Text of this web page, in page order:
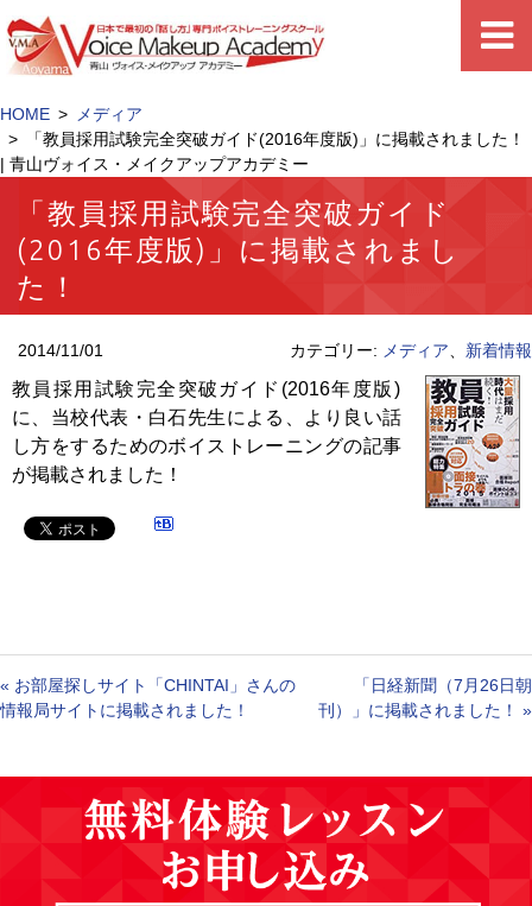
HOME
メディア
「教員採用試験完全突破ガイド(2016年度版)」に掲載されました！
| 青山ヴォイス・メイクアップアカデミー
「教員採用試験完全突破ガイド
(2016年度版)」に掲載されまし
た！
2014/11/01 カテゴリー: メディア、 新着情報
教員採用試験完全突破ガイド(2016年度版)
に、当校代表・白石先生による、より良い話
し方をするためのボイストレーニングの記事
が掲載されました！
« お部屋探しサイト「CHINTAI」さんの
情報局サイトに掲載されました！
「日経新聞（7月26日朝
刊）」に掲載されました！
»